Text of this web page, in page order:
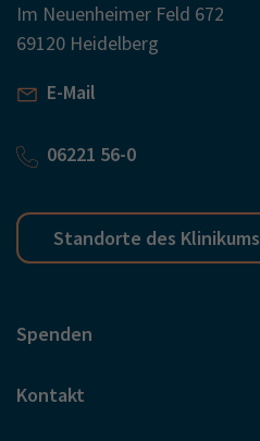
Im Neuenheimer Feld 672
69120 Heidelberg
E-Mail
06221 56-0
Standorte des Klinikums
Spenden
Kontakt